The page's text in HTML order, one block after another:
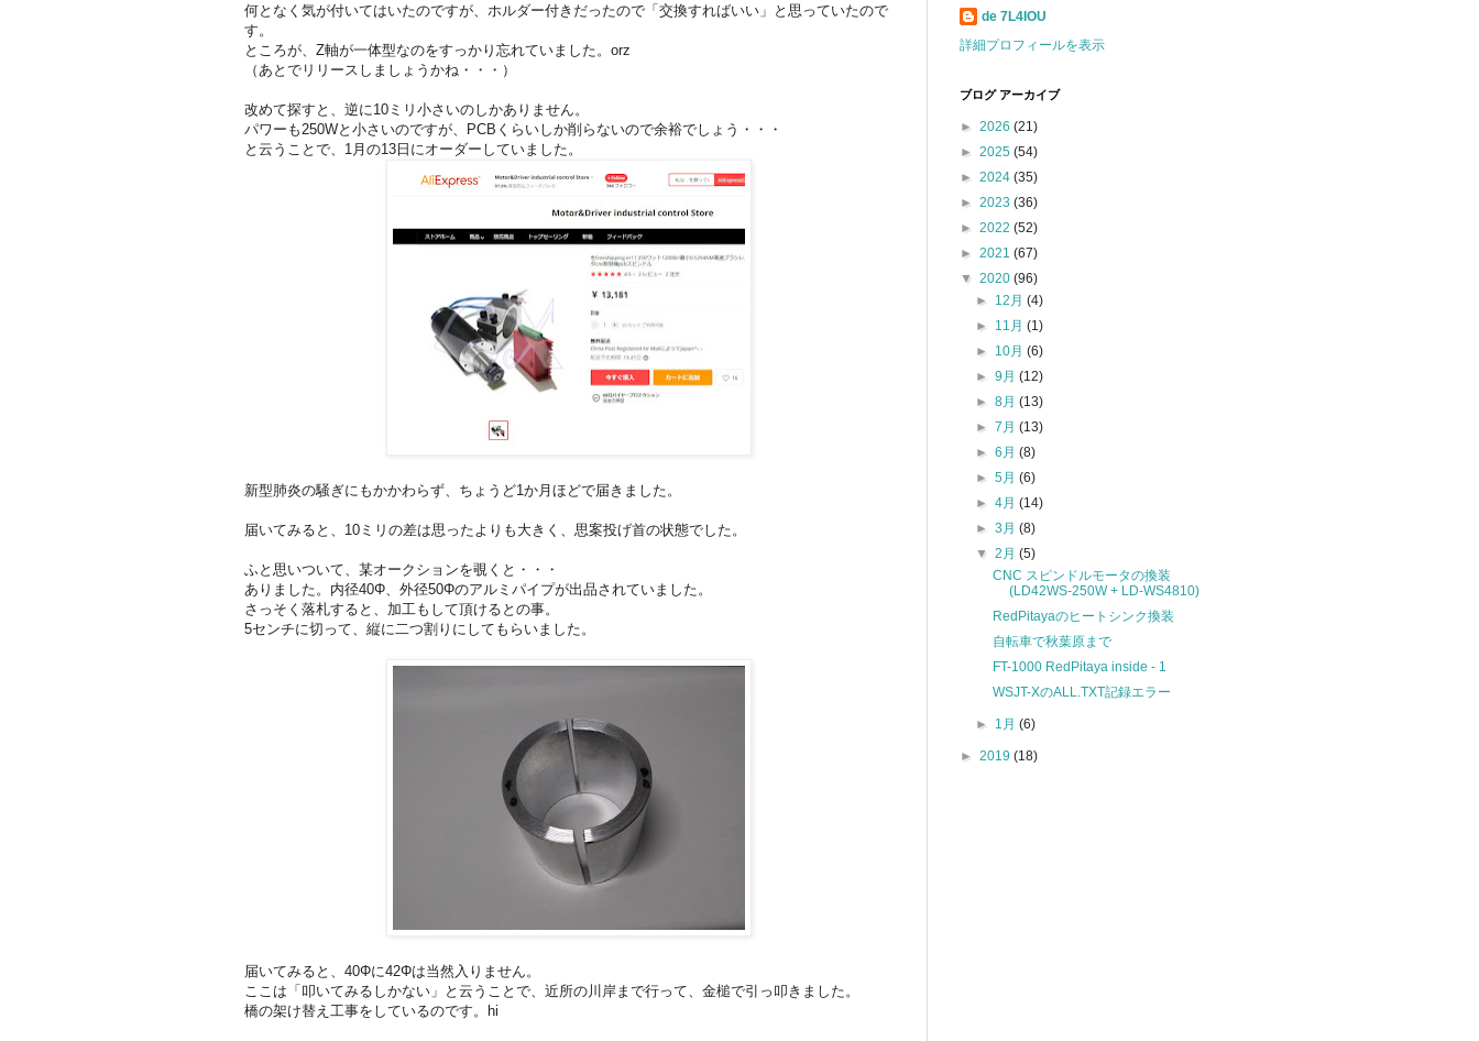
何となく気が付いてはいたのですが、ホルダー付きだったので「交換すればいい」と思っていたので
す。
ところが、Z軸が一体型なのをすっかり忘れていました。orz
（あとでリリースしましょうかね・・・）
改めて探すと、逆に10ミリ小さいのしかありません。
パワーも250Wと小さいのですが、PCBくらいしか削らないので余裕でしょう・・・
と云うことで、1月の13日にオーダーしていました。
新型肺炎の騒ぎにもかかわらず、ちょうど1か月ほどで届きました。
届いてみると、10ミリの差は思ったよりも大きく、思案投げ首の状態でした。
ふと思いついて、某オークションを覗くと・・・
ありました。内径40Φ、外径50Φのアルミパイプが出品されていました。
さっそく落札すると、加工もして頂けるとの事。
5センチに切って、縦に二つ割りにしてもらいました。
届いてみると、40Φに42Φは当然入りません。
ここは「叩いてみるしかない」と云うことで、近所の川岸まで行って、金槌で引っ叩きました。
橋の架け替え工事をしているのです。hi
de 7L4IOU
詳細プロフィールを表示
ブログ アーカイブ
► 2026 (21)
► 2025 (54)
► 2024 (35)
► 2023 (36)
► 2022 (52)
► 2021 (67)
▼ 2020 (96)
► 12月(4)
► 11月(1)
► 10月(6)
►9月(12)
►8月(13)
►7月(13)
►6月(8)
►5月(6)
►4月(14)
►3月(8)
▼2月(5)
CNC スピンドルモータの換装
(LD42WS-250W + LD-WS4810)
RedPitayaのヒートシンク換装
自転車で秋葉原まで
FT-1000 RedPitaya inside - 1
WSJT-XのALL.TXT記録エラー
► 1月(6)
► 2019 (18)